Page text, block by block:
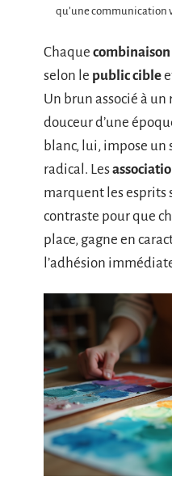
qu’une communication
Chaque
selon le public cible
Un brun associé à un
douceur d’une
blanc, lui, impose
radical. Les
marquent les esprits
contraste pour que
place, gagne en
l’adhésion